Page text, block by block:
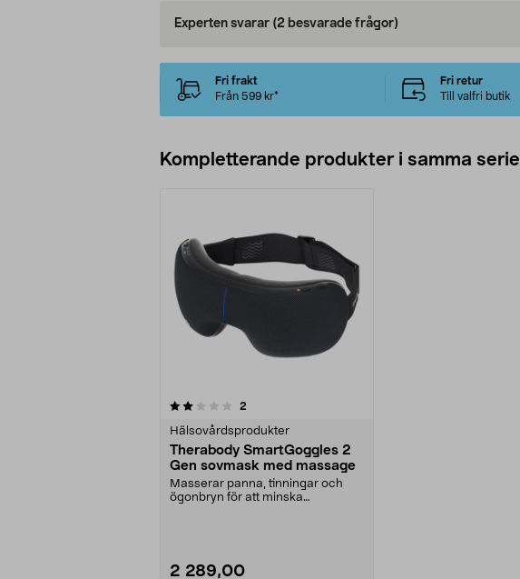
Experten svarar (2 besvarade frågor)
Fri frakt
Från 599 kr*
Fri retur
Till valfri butik
Kompletterande produkter i samma serie
2
Hälsovårdsprodukter
Therabody SmartGoggles 2
Gen sovmask med massage
Masserar panna, tinningar och
ögonbryn för att minska
2 289,00